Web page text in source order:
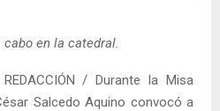
en la catedral.
/ Durante la Misa
Salcedo Aquino convocó a